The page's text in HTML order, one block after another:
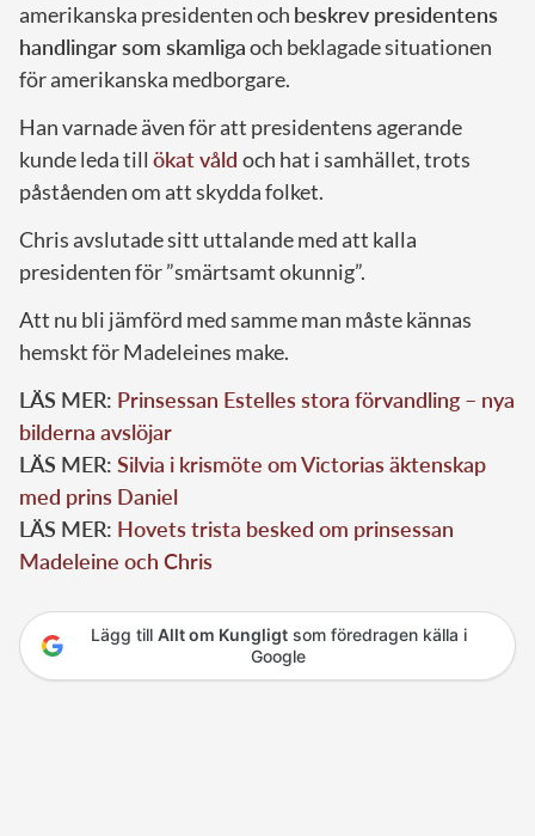
amerikanska presidenten och beskrev presidentens
handlingar som skamligaoch beklagade situationen
för amerikanska medborgare.
Han varnade även för att presidentens agerande
kunde leda till ökat våld och hat i samhället, trots
påståenden om att skydda folket.
Chris avslutade sitt uttalande med att kalla
presidenten för ”smärtsamt okunnig”.
Att nu bli jämförd med samme man måste kännas
hemskt för Madeleines make.
LÄS MER: Prinsessan Estelles stora förvandling – nya
bilderna avslöjar
LÄS MER: Silvia i krismöte om Victorias äktenskap
med prins Daniel
LÄS MER: Hovets trista besked om prinsessan
Madeleine och Chris
Lägg till Allt om Kungligtsom föredragen källa i
Google